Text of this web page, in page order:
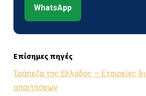
WhatsApp
Επίσημες πηγές
Τράπεζα της Ελλάδος – Εταιρείες
απαιτήσεων